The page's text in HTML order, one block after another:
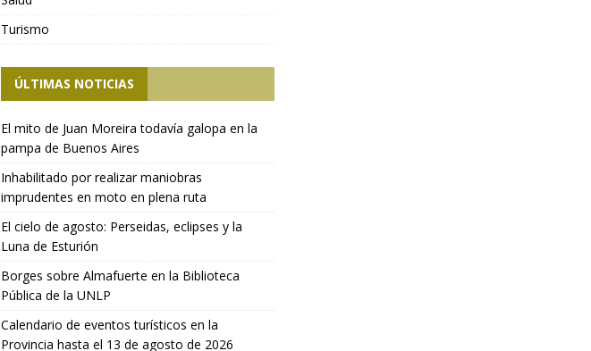
Turismo
ÚLTIMAS NOTICIAS
El mito de Juan Moreira todavía galopa en la
pampa de Buenos Aires
Inhabilitado por realizar maniobras
imprudentes en moto en plena ruta
El cielo de agosto: Perseidas, eclipses y la
Luna de Esturión
Borges sobre Almafuerte en la Biblioteca
Pública de la UNLP
Calendario de eventos turísticos en la
Provincia hasta el 13 de agosto de 2026